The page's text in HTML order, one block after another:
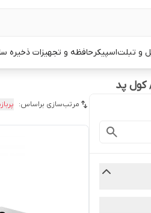
و تبلتاسپیکرحافظه و تجهیزات ذخیره
کول پد
مرتب‌سازی براساس: